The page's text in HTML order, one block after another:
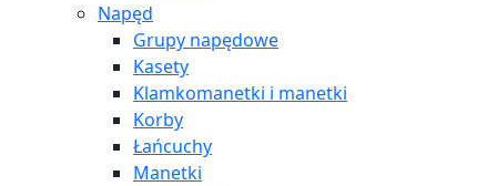
Napęd
Grupy napędowe
Kasety
Klamkomanetki i manetki
Korby
Łańcuchy
Manetki